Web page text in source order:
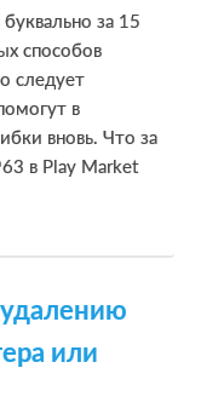
за 15
способов
следует
в
вновь. Что за
в Play Market
или